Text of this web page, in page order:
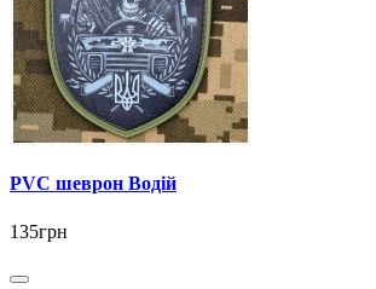
PVC шеврон Водій
135грн